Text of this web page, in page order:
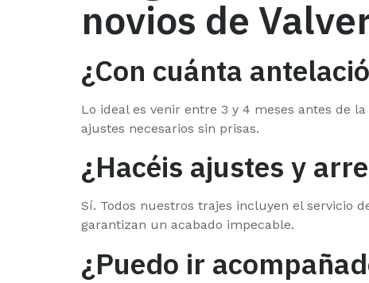
novios de
¿Con cuánta
Lo ideal es venir entre 3 y 4 meses antes de
ajustes necesarios sin prisas.
¿Hacéis ajustes y
Sí. Todos nuestros trajes incluyen el servicio
garantizan un acabado impecable.
¿Puedo ir